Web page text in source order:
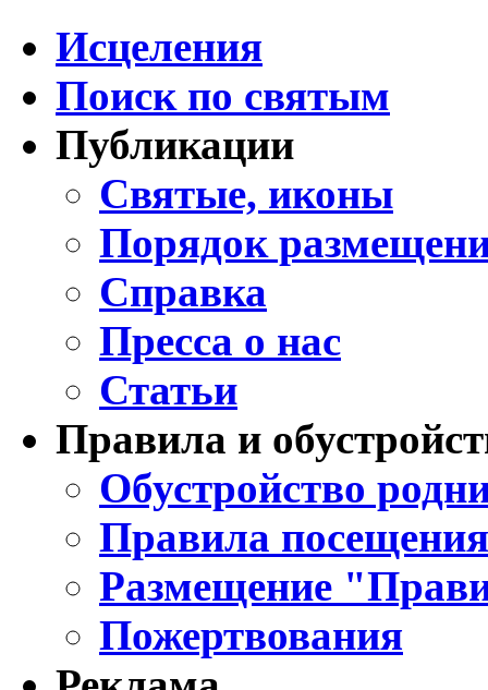
Исцеления
Поиск по святым
Публикации
Святые, иконы
Порядок
Справка
Пресса о нас
Статьи
Правила и
Обустройство
Правила
Размещение
Пожертвования